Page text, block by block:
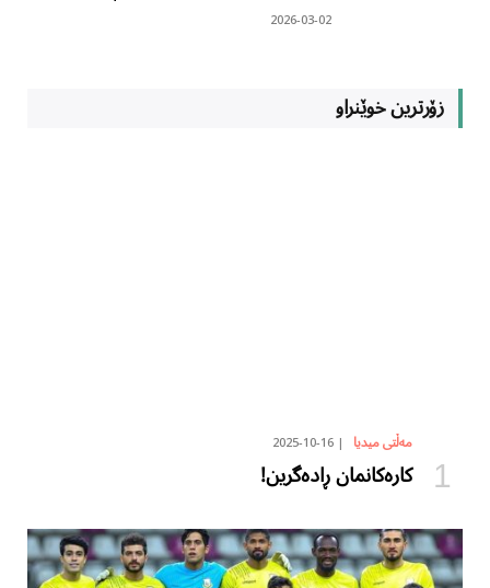
2026-03-02
زۆرترین خوێنراو
مەڵتی میدیا 2025-10-16
کارەکانمان ڕادەگرین!